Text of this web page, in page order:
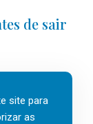
de sair
os fins-de-
mais
site para
as